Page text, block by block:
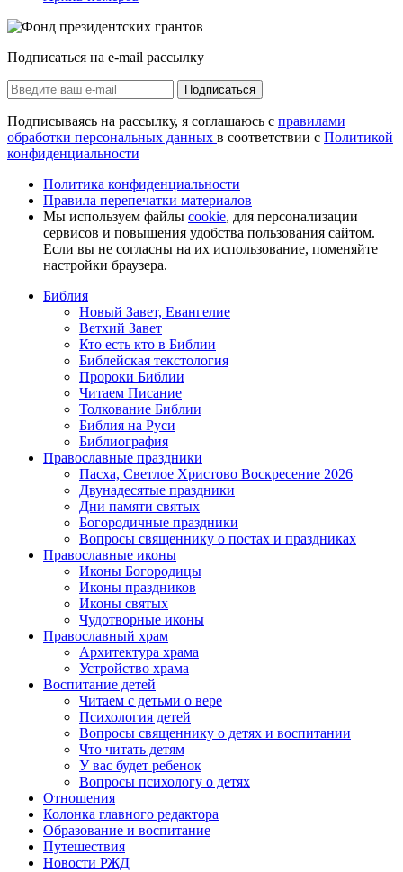
Подписаться на e-mail рассылку
Подписаться
Подписываясь на рассылку, я соглашаюсь с правилами
обработки персональных данных в соответствии с Политикой
конфиденциальности
Политика конфиденциальности
Правила перепечатки материалов
Мы используем файлы cookie, для персонализации
сервисов и повышения удобства пользования сайтом.
Если вы не согласны на их использование, поменяйте
настройки браузера.
Библия
Новый Завет, Евангелие
Ветхий Завет
Кто есть кто в Библии
Библейская текстология
Пророки Библии
Читаем Писание
Толкование Библии
Библия на Руси
Библиография
Православные праздники
Пасха, Светлое Христово Воскресение 2026
Двунадесятые праздники
Дни памяти святых
Богородичные праздники
Вопросы священнику о постах и праздниках
Православные иконы
Иконы Богородицы
Иконы праздников
Иконы святых
Чудотворные иконы
Православный храм
Архитектура храма
Устройство храма
Воспитание детей
Читаем с детьми о вере
Психология детей
Вопросы священнику о детях и воспитании
Что читать детям
У вас будет ребенок
Вопросы психологу о детях
Отношения
Колонка главного редактора
Образование и воспитание
Путешествия
Новости РЖД